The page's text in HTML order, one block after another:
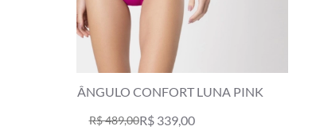
TOP TRIÂNGULO FIXO EOS PINK
R$ 239,00